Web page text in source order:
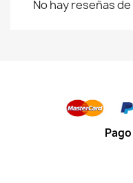
No hay reseñas